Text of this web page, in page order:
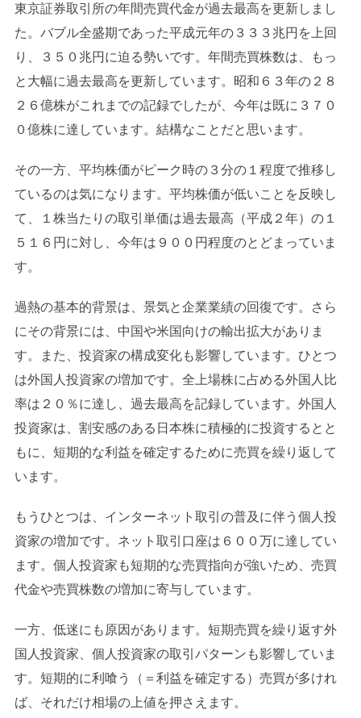
東京証券取引所の年間売買代金が過去最高を更新しまし
た。バブル全盛期であった平成元年の３３３兆円を上回
り、３５０兆円に迫る勢いです。年間売買株数は、もっ
と大幅に過去最高を更新しています。昭和６３年の２８
２６億株がこれまでの記録でしたが、今年は既に３７０
０億株に達しています。結構なことだと思います。
その一方、平均株価がピーク時の３分の１程度で推移し
ているのは気になります。平均株価が低いことを反映し
て、１株当たりの取引単価は過去最高（平成２年）の１
５１６円に対し、今年は９００円程度のとどまっていま
す。
過熱の基本的背景は、景気と企業業績の回復です。さら
にその背景には、中国や米国向けの輸出拡大がありま
す。また、投資家の構成変化も影響しています。ひとつ
は外国人投資家の増加です。全上場株に占める外国人比
率は２０％に達し、過去最高を記録しています。外国人
投資家は、割安感のある日本株に積極的に投資するとと
もに、短期的な利益を確定するために売買を繰り返して
います。
もうひとつは、インターネット取引の普及に伴う個人投
資家の増加です。ネット取引口座は６００万に達してい
ます。個人投資家も短期的な売買指向が強いため、売買
代金や売買株数の増加に寄与しています。
一方、低迷にも原因があります。短期売買を繰り返す外
国人投資家、個人投資家の取引パターンも影響していま
す。短期的に利喰う（＝利益を確定する）売買が多けれ
ば、それだけ相場の上値を押さえます。